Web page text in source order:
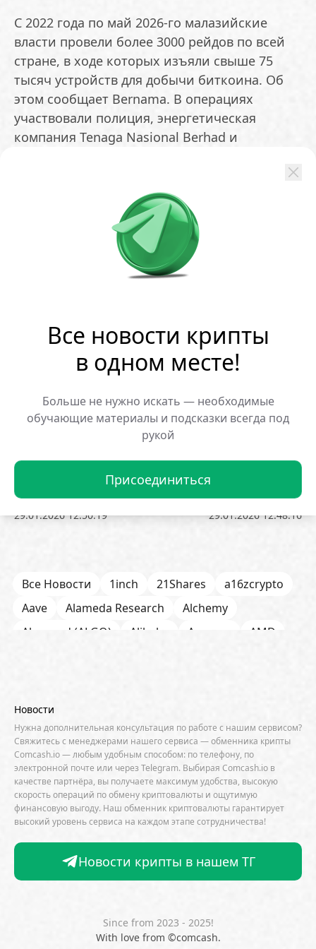
Все новости крипты
в одном месте!
Больше не нужно искать — необходимые
обучающие материалы и подсказки всегда под
рукой
Присоединиться
С 2022 года по май 2026-го малазийские
власти провели более 3000 рейдов по всей
стране, в ходе которых изъяли свыше 75
тысяч устройств для добычи биткоина. Об
этом сообщает Bernama. В операциях
участвовали полиция, энергетическая
компания Tenaga Nasional Berhad и
В Малайзии разрешено владеть
криптовалютами и торговать ими, однако
майнинг считается незаконным, если он
связан с хищением электроэнергии,
энергосистем или отсутствием необходимых
лицензий.
Популярные новости:
Мем-монета BP на Solana
взлетела на 608%
29.01.2026 12:50:19
Криптокит
обвале XVS
29.01.2026 12:48:16
Все Новости 1inch 21Shares
a16zcrypto
Aave
Alameda Research
Alchemy
Algorand (ALGO)
Alibaba Amazon
AMD
Aster
Binance
BIS Bitcoin Core
Bitcoin Pizza Day
Bitfarms
Bitfinex Bitget
Bithumb
BitMEX
BitOK Bitwise BlackRock
Block
Bloomberg
BNB Chain
BNP Paribas
Börse Stuttgart
BTCFi Bullish
Bybit
Chainalysis
Chainlink (LINK)
Coinbase CoinDesk
CoinShares ConsenSys
Новости
Нужна дополнительная консультация по работе с нашим сервисом?
Свяжитесь с менеджерами нашего сервиса — обменника крипты
Comcash.io — любым удобным способом: по телефону, по
электронной почте или через Telegram. Выбирая Comcash.io в
качестве партнёра, вы получаете максимум удобства, высокую
скорость операций по обмену криптовалюты и ощутимую
финансовую выгоду. Наш обменник криптовалюты гарантирует
высокий уровень сервиса на каждом этапе сотрудничества!
Новости крипты в нашем ТГ
Since from 2023 - 2025!
With love from ©comcash.